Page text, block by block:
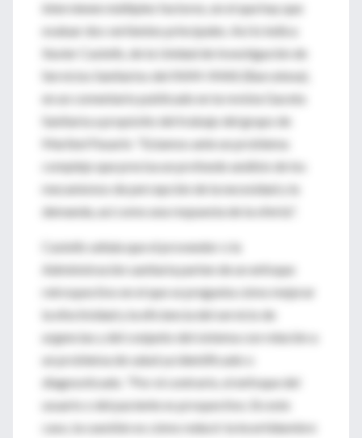
intervienen múltiples factores, en el que hay que
evaluar dos vertientes principales. Así lo indica
Xavier Castells, de la Unidad de Investigación de
Servicios Sanitarios del INIM-IMAS (Barcelona),
en un comentario publicado en la revista Gaceta
Sanitaria a propósito del trabajo del grupo de
Maribel Pasarín: "Estamos ante un problema
complejo que precisa un profundo análisis de los
mecanismos de percepción de la necesidad y la
demanda, así como una respuesta de la oferta".
Castells señala que el proveedor o la
Administración sanitaria parten de un enfoque
retrospectivo en el que se pregunta cómo mejorar
la efectividad y la eficiencia del servicio de
urgencias y del conjunto del sistema con relación a
un problema de salud ya identificado o
diagnosticado. "Por el contrario, el enfoque del
usuario o del paciente es prospectivo. En este
caso, la cuestión es cómo reducir la incertidumbre